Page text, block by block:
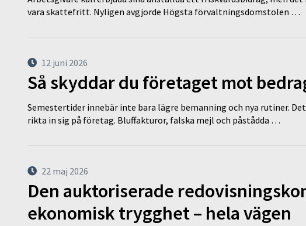
vara skattefritt. Nyligen avgjorde Högsta förvaltningsdomstolen …
12 juni 2026
Så skyddar du företaget mot
Semestertider innebär inte bara lägre bemanning och nya rutiner.
rikta in sig på företag. Bluffakturor, falska mejl och påstådda …
22 maj 2026
Den auktoriserade
ekonomisk trygghet – hela vägen